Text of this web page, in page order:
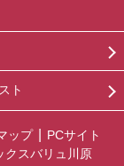
ト
ップ
PCサイト
スバリュ川原